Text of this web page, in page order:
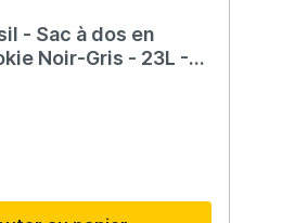
- Sac à dos en
Noir-Gris - 23L -